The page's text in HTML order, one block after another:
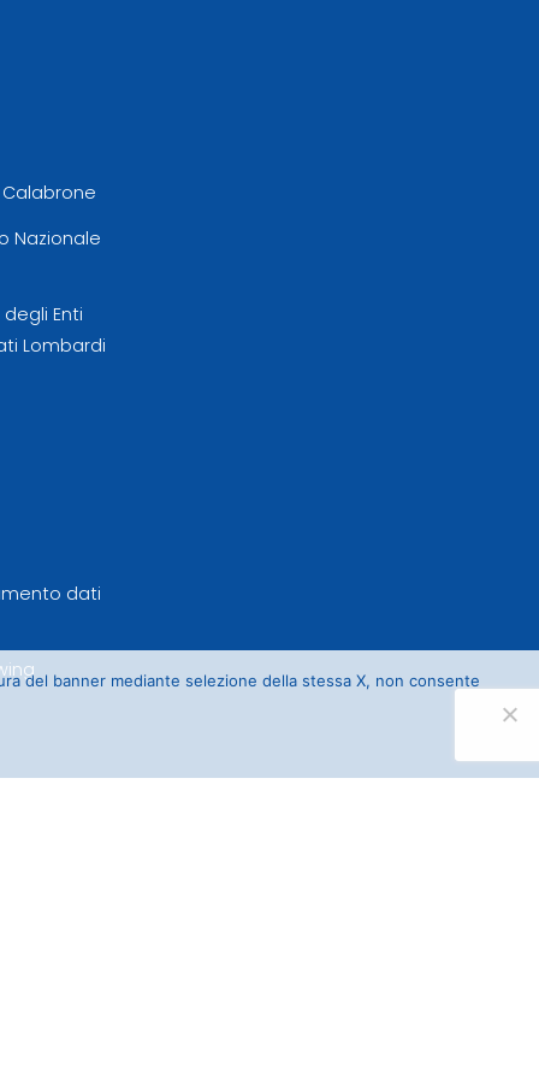
Nazionale
Enti
Lombardi
dati
del banner mediante selezione della stessa X, non consente